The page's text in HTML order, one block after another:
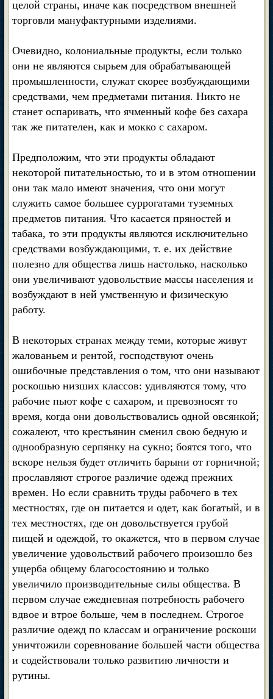
целой страны, иначе как посредством внешней
торговли мануфактурными изделиями.
Очевидно, колониальные продукты, если только
они не являются сырьем для обрабатывающей
промышленности, служат скорее возбуждающими
средствами, чем предметами питания. Никто не
станет оспаривать, что ячменный кофе без сахара
так же питателен, как и мокко с сахаром.
Предположим, что эти продукты обладают
некоторой питательностью, то и в этом отношении
они так мало имеют значения, что они могут
служить самое большее суррогатами туземных
предметов питания. Что касается пряностей и
табака, то эти продукты являются исключительно
средствами возбуждающими, т. е. их действие
полезно для общества лишь настолько, насколько
они увеличивают удовольствие массы населения и
возбуждают в ней умственную и физическую
работу.
В некоторых странах между теми, которые живут
жалованьем и рентой, господствуют очень
ошибочные представления о том, что они называют
роскошью низших классов: удивляются тому, что
рабочие пьют кофе с сахаром, и превозносят то
время, когда они довольствовались одной овсянкой;
сожалеют, что крестьянин сменил свою бедную и
однообразную серпянку на сукно; боятся того, что
вскоре нельзя будет отличить барыни от горничной;
прославляют строгое различие одежд прежних
времен. Но если сравнить труды рабочего в тех
местностях, где он питается и одет, как богатый, и в
тех местностях, где он довольствуется грубой
пищей и одеждой, то окажется, что в первом случае
увеличение удовольствий рабочего произошло без
ущерба общему благосостоянию и только
увеличило производительные силы общества. В
первом случае ежедневная потребность рабочего
вдвое и втрое больше, чем в последнем. Строгое
различие одежд по классам и ограничение роскоши
уничтожили соревнование большей части общества
и содействовали только развитию личности и
рутины.